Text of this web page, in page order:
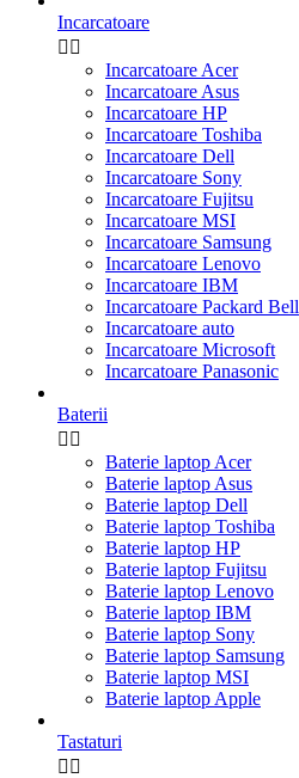
Incarcatoare
 
Incarcatoare Acer
Incarcatoare Asus
Incarcatoare HP
Incarcatoare Toshiba
Incarcatoare Dell
Incarcatoare Sony
Incarcatoare Fujitsu
Incarcatoare MSI
Incarcatoare Samsung
Incarcatoare Lenovo
Incarcatoare IBM
Incarcatoare Packard Bell
Incarcatoare auto
Incarcatoare Microsoft
Incarcatoare Panasonic
Baterii
 
Baterie laptop Acer
Baterie laptop Asus
Baterie laptop Dell
Baterie laptop Toshiba
Baterie laptop HP
Baterie laptop Fujitsu
Baterie laptop Lenovo
Baterie laptop IBM
Baterie laptop Sony
Baterie laptop Samsung
Baterie laptop MSI
Baterie laptop Apple
Tastaturi
 